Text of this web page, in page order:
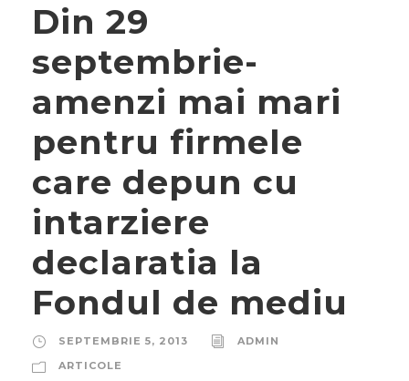
Din 29
septembrie-
amenzi mai mari
pentru firmele
care depun cu
intarziere
declaratia la
Fondul de mediu
SEPTEMBRIE 5, 2013
ADMIN
ARTICOLE